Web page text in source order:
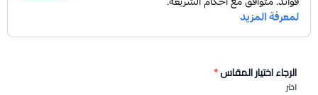
الرجاء اختيار المقاس*
اختر